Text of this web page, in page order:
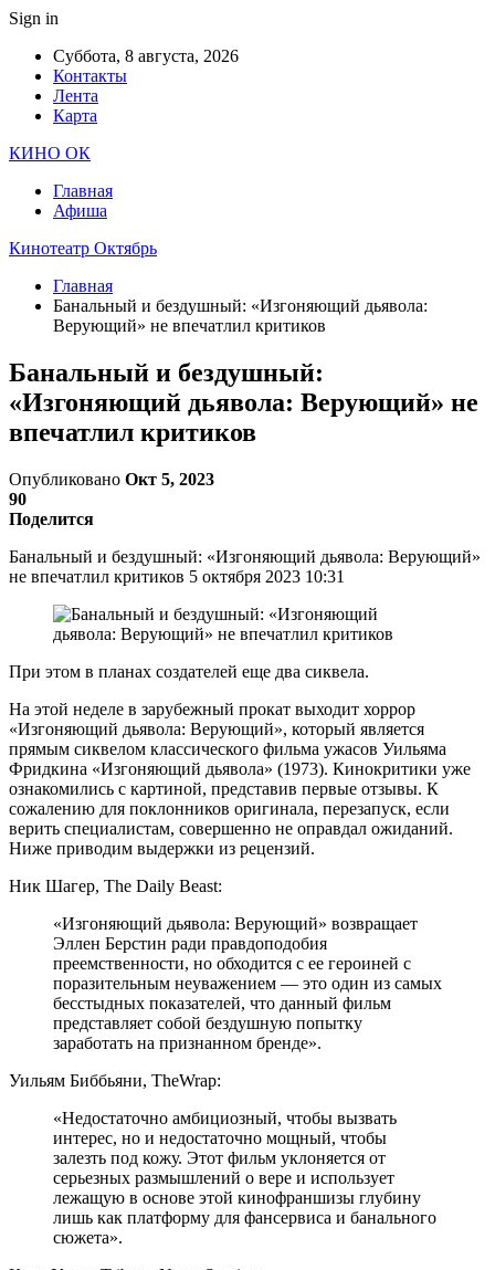
Sign in
Суббота, 8 августа, 2026
Контакты
Лента
Карта
КИНО ОК
Главная
Афиша
Кинотеатр Октябрь
Главная
Банальный и бездушный: «Изгоняющий дьявола:
Верующий» не впечатлил критиков
Банальный и бездушный:
«Изгоняющий дьявола: Верующий» не
впечатлил критиков
Опубликовано Окт 5, 2023
90
Поделится
Банальный и бездушный: «Изгоняющий дьявола: Верующий»
не впечатлил критиков 5 октября 2023 10:31
При этом в планах создателей еще два сиквела.
На этой неделе в зарубежный прокат выходит хоррор
«Изгоняющий дьявола: Верующий», который является
прямым сиквелом классического фильма ужасов Уильяма
Фридкина «Изгоняющий дьявола» (1973). Кинокритики уже
ознакомились с картиной, представив первые отзывы. К
сожалению для поклонников оригинала, перезапуск, если
верить специалистам, совершенно не оправдал ожиданий.
Ниже приводим выдержки из рецензий.
Ник Шагер, The Daily Beast:
«Изгоняющий дьявола: Верующий» возвращает
Эллен Берстин ради правдоподобия
преемственности, но обходится с ее героиней с
поразительным неуважением — это один из самых
бесстыдных показателей, что данный фильм
представляет собой бездушную попытку
заработать на признанном бренде».
Уильям Биббьяни, TheWrap:
«Недостаточно амбициозный, чтобы вызвать
интерес, но и недостаточно мощный, чтобы
залезть под кожу. Этот фильм уклоняется от
серьезных размышлений о вере и использует
лежащую в основе этой кинофраншизы глубину
лишь как платформу для фансервиса и банального
сюжета».